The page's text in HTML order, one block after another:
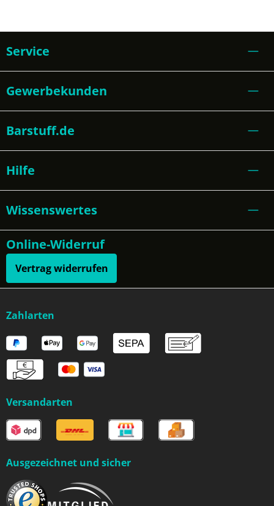
Service
Gewerbekunden
Barstuff.de
Hilfe
Wissenswertes
Online-Widerruf
Vertrag widerrufen
Zahlarten
Versandarten
Ausgezeichnet und sicher